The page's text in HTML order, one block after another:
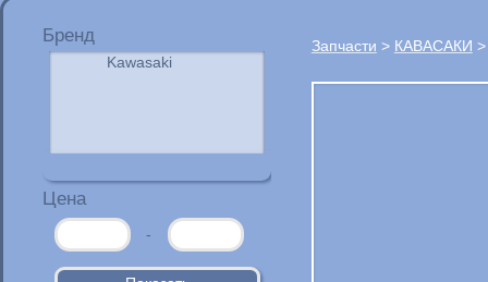
Бренд
Цена
-
Запчасти > КАВАСАКИ >